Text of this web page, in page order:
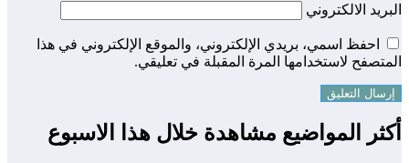
البريد الالكتروني
احفظ اسمي، بريدي الإلكتروني، والموقع الإلكتروني في هذا
المتصفح لاستخدامها المرة المقبلة في تعليقي.
أكثر المواضيع مشاهدة خلال هذا الاسبوع